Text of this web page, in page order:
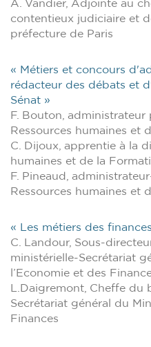
A. Vandier, Adjointe au
contentieux judiciaire et
préfecture de Paris
« Métiers et concours
rédacteur des débats et
Sénat »
F. Bouton,
Ressources humaines et
C. Dijoux, apprentie à la
humaines et de la
F. Pineaud,
Ressources humaines et
« Les métiers des
C. Landour, Sous-
ministérielle-Secrétariat
l’Economie et des
L.Daigremont, Cheffe du
Secrétariat général du
Finances